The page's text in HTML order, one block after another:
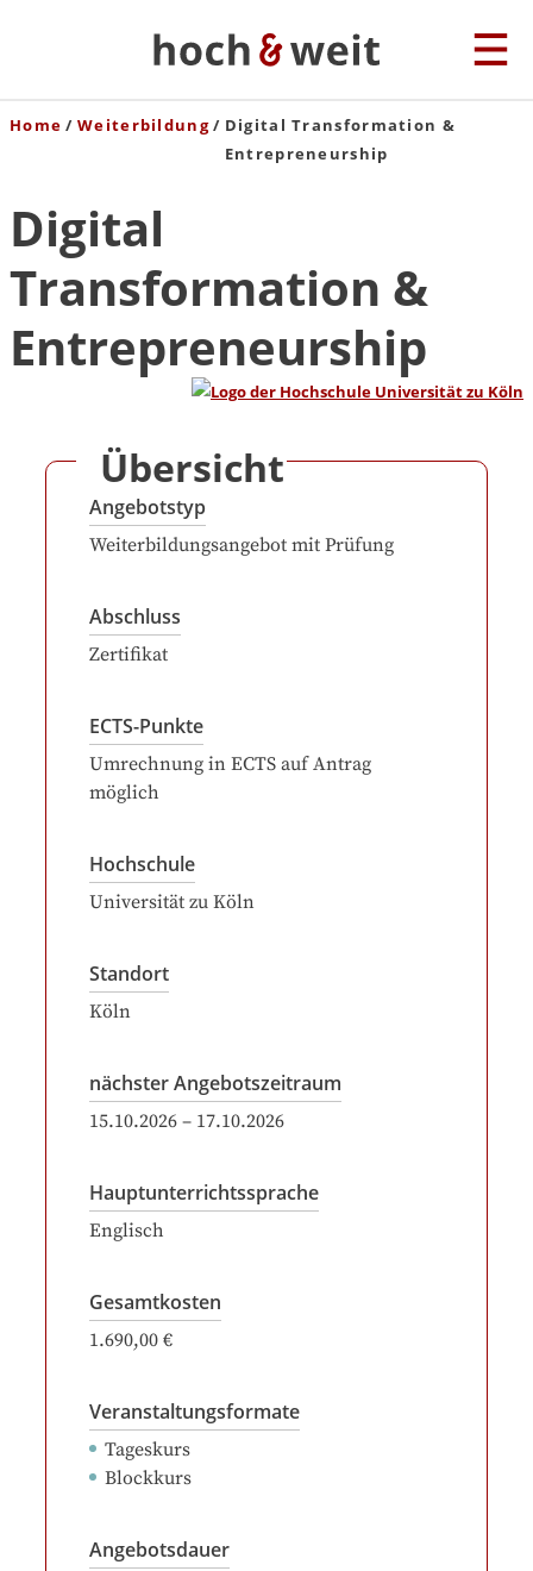
Home Weiterbildung
Digital Transformation &
Entrepreneurship
Digital
Transformation &
Entrepreneurship
Übersicht
Angebotstyp
Weiterbildungsangebot mit Prüfung
Abschluss
Zertifikat
ECTS-Punkte
Umrechnung in ECTS auf Antrag
möglich
Hochschule
Universität zu Köln
Standort
Köln
nächster Angebotszeitraum
15.10.2026 – 17.10.2026
Hauptunterrichtssprache
Englisch
Gesamtkosten
1.690,00 €
Veranstaltungsformate
Tageskurs
Blockkurs
Angebotsdauer